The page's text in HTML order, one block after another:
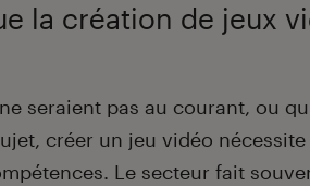
la création de jeux
seraient pas au courant, ou
créer un jeu vidéo
Le secteur fait